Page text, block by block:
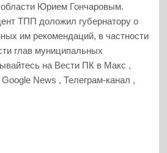
Юрием Гончаровым.
ТПП доложил губернатору о
им рекомендаций, в частности
глав муниципальных
на Вести ПК в Макс ,
News , Телеграм-канал ,